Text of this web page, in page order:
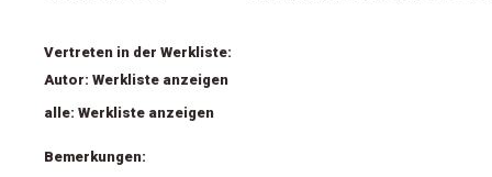
Vertreten in der Werkliste:
Autor: Werkliste anzeigen
alle: Werkliste anzeigen
Bemerkungen: